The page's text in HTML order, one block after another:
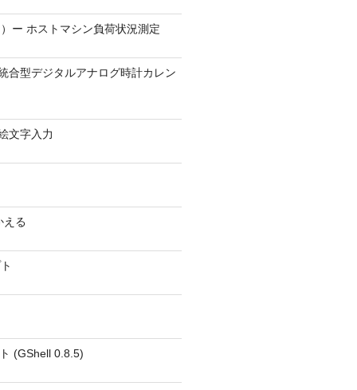
ー ホストマシン負荷状況測定
合型デジタルアナログ時計カレン
文字入力
える
(GShell 0.8.5)